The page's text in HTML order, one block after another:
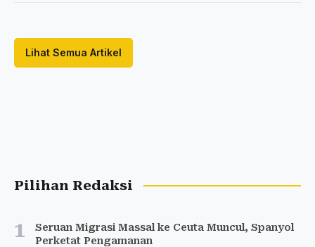
Lihat Semua Artikel
Pilihan Redaksi
1
Seruan Migrasi Massal ke Ceuta Muncul, Spanyol
Perketat Pengamanan